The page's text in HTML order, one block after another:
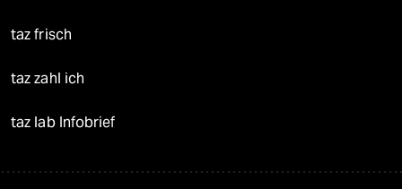
taz frisch
taz zahl ich
taz lab Infobrief